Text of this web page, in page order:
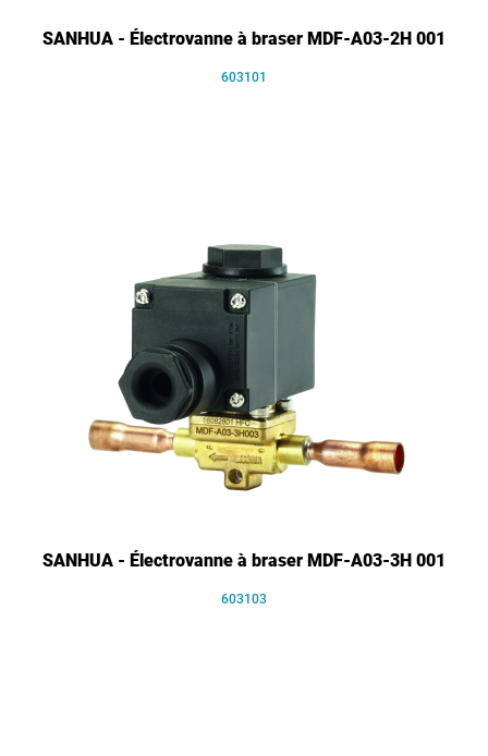
SANHUA - Électrovanne à braser MDF-A03-2H 001
603101
SANHUA - Électrovanne à braser MDF-A03-3H 001
603103